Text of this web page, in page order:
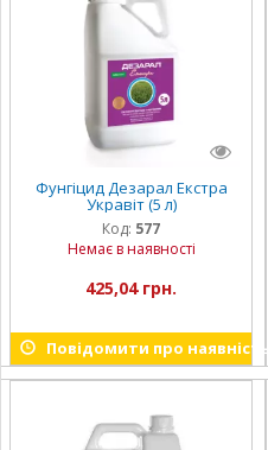
Фунгіцид Дезарал Екстра
Укравіт (5 л)
Код: 577
Немає в наявності
425,04 грн.
Повідомити про наявність